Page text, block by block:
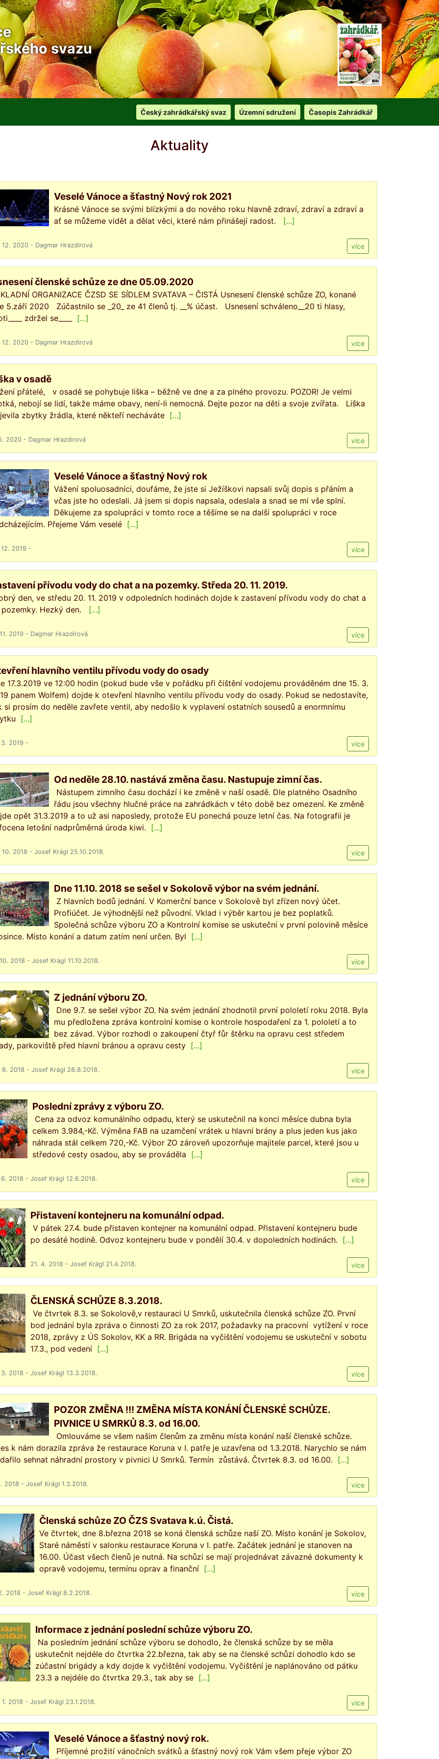
svazu
Český zahrádkářský svaz Územní sdružení Časopis Zahrádkář
Aktuality
Veselé Vánoce a šťastný Nový rok 2021
Krásné Vánoce se svými blízkými a do nového roku hlavně zdraví, zdraví a zdraví a
ať se můžeme vidět a dělat věci, které nám přinášejí radost.
[...]
12. 2020 - Dagmar Hrazdirová více
členské schůze ze dne 05.09.2020
ORGANIZACE ČZSD SE SÍDLEM SVATAVA – ČISTÁ Usnesení členské schůze ZO, konané
5.září 2020 Zúčastnilo se _20_ ze 41 členů tj. __% účast. Usnesení schváleno__20 ti hlasy,
zdržel se____
[...]
12. 2020 - Dagmar Hrazdirová více
v osadě
přátelé, v osadě se pohybuje liška – běžně ve dne a za plného provozu. POZOR! Je velmi
nebojí se lidí, takže máme obavy, není-li nemocná. Dejte pozor na děti a svoje zvířata. Liška
zbytky žrádla, které někteří necháváte [...]
2020 - Dagmar Hrazdirová více
Veselé Vánoce a šťastný Nový rok
Vážení spoluosadníci, doufáme, že jste si Ježíškovi napsali svůj dopis s přáním a
včas jste ho odeslali. Já jsem si dopis napsala, odeslala a snad se mi vše splní.
Děkujeme za spolupráci v tomto roce a těšíme se na další spolupráci v roce
Přejeme Vám veselé [...]
2019 - více
přívodu vody do chat a na pozemky. Středa 20. 11. 2019.
den, ve středu 20. 11. 2019 v odpoledních hodinách dojde k zastavení přívodu vody do chat a
pozemky. Hezký den.
[...]
2019 - Dagmar Hrazdirová více
hlavního ventilu přívodu vody do osady
17.3.2019 ve 12:00 hodin (pokud bude vše v pořádku při čištění vodojemu prováděném dne 15. 3.
panem Wolfem) dojde k otevření hlavního ventilu přívodu vody do osady. Pokud se nedostavíte,
si prosím do neděle zavřete ventil, aby nedošlo k vyplavení ostatních sousedů a enormnímu
[...]
3. 2019 - více
Od neděle 28.10. nastává změna času. Nastupuje zimní čas.
Nástupem zimního času dochází i ke změně v naší osadě. Dle platného Osadního
řádu jsou všechny hlučné práce na zahrádkách v této době bez omezení. Ke změně
opět 31.3.2019 a to už asi naposledy, protože EU ponechá pouze letní čas. Na fotografii je
letošní nadprůměrná úroda kiwi.
[...]
10. 2018 - Josef Krágl 25.10.2018. více
Dne 11.10. 2018 se sešel v Sokolově výbor na svém jednání.
Z hlavních bodů jednání. V Komerční bance v Sokolově byl zřízen nový účet.
Profiúčet. Je výhodnější než původní. Vklad i výběr kartou je bez poplatků.
Společná schůze výboru ZO a Kontrolní komise se uskuteční v první polovině měsíce
Místo konání a datum zatím není určen. Byl
[...]
2018 - Josef Krágl 11.10.2018. více
Z jednání výboru ZO.
Dne 9.7. se sešel výbor ZO. Na svém jednání zhodnotil první pololetí roku 2018. Byla
mu předložena zpráva kontrolní komise o kontrole hospodaření za 1. pololetí a to
bez závad. Výbor rozhodl o zakoupení čtyř fůr štěrku na opravu cest středem
parkoviště před hlavní bránou a opravu cesty [...]
8. 2018 - Josef Krágl 28.8.2018. více
Poslední zprávy z výboru ZO.
Cena za odvoz komunálního odpadu, který se uskutečnil na konci měsíce dubna byla
celkem 3.984,-Kč. Výměna FAB na uzamčení vrátek u hlavní brány a plus jeden kus jako
náhrada stál celkem 720,-Kč. Výbor ZO zároveň upozorňuje majitele parcel, které jsou u
středové cesty osadou, aby se prováděla
[...]
6. 2018 - Josef Krágl 12.6.2018. více
Přistavení kontejneru na komunální odpad.
V pátek 27.4. bude přistaven kontejner na komunální odpad. Přistavení kontejneru bude
po desáté hodině. Odvoz kontejneru bude v pondělí 30.4. v dopoledních hodinách.
[...]
21. 4. 2018 - Josef Krágl 21.4.2018. více
ČLENSKÁ SCHŮZE 8.3.2018.
Ve čtvrtek 8.3. se Sokolově,v restauraci U Smrků, uskutečnila členská schůze ZO. První
bod jednání byla zpráva o činnosti ZO za rok 2017, požadavky na pracovní vytížení v roce
2018, zprávy z ÚS Sokolov, KK a RR. Brigáda na vyčištění vodojemu se uskuteční v sobotu
17.3., pod vedení [...]
3. 2018 - Josef Krágl 13.3.2018. více
POZOR ZMĚNA !!! ZMĚNA MÍSTA KONÁNÍ ČLENSKÉ SCHŮZE.
PIVNICE U SMRKŮ 8.3. od 16.00.
Omlouváme se všem našim členům za změnu místa konání naší členské schůze.
k nám dorazila zpráva že restaurace Koruna v I. patře je uzavřena od 1.3.2018. Narychlo se nám
sehnat náhradní prostory v pivnici U Smrků. Termín zůstává. Čtvrtek 8.3. od 16.00.
[...]
2018 - Josef Krágl 1.3.2018. více
Členská schůze ZO ČZS Svatava k.ú. Čistá.
Ve čtvrtek, dne 8.března 2018 se koná členská schůze naší ZO. Místo konání je Sokolov,
Staré náměstí v salonku restaurace Koruna v I. patře. Začátek jednání je stanoven na
16.00. Účast všech členů je nutná. Na schůzi se mají projednávat závazné dokumenty k
opravě vodojemu, termínu oprav a finanční [...]
2018 - Josef Krágl 8.2.2018. více
Informace z jednání poslední schůze výboru ZO.
Na posledním jednání schůze výboru se dohodlo, že členská schůze by se měla
uskutečnit nejdéle do čtvrtka 22.března, tak aby se na členské schůzi dohodlo kdo se
zúčastní brigády a kdy dojde k vyčištění vodojemu. Vyčištění je naplánováno od pátku
23.3 a nejdéle do čtvrtka 29.3., tak aby se [...]
2018 - Josef Krágl 23.1.2018. více
Veselé Vánoce a šťastný nový rok.
Příjemné prožití vánočních svátků a šťastný nový rok Vám všem přeje výbor ZO